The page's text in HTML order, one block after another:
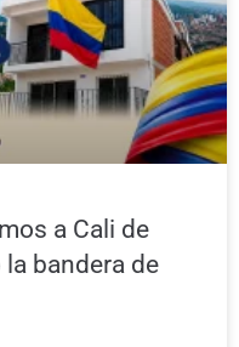
a Cali de
bandera de